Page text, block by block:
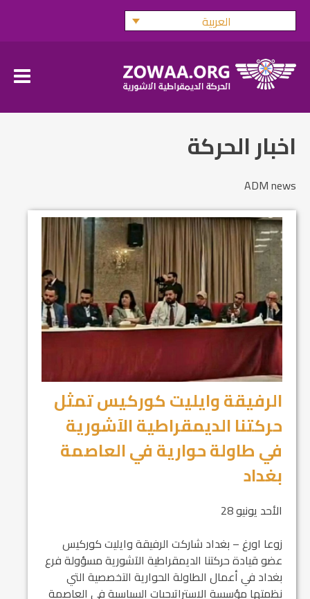
Skip
العربية
اخبار الحركة
ADM news
الرفيقة وايليت كوركيس تمثل
حركتنا الديمقراطية الآشورية
في طاولة حوارية في العاصمة
بغداد
الأحد يونيو 28
زوعا اورغ – بغداد شاركت الرفيقة وايليت كوركيس
عضو قيادة حركتنا الديمقراطية الآشورية مسؤولة فرع
بغداد في أعمال الطاولة الحوارية التخصصية التي
نظمتها مؤسسة الاستراتيجيات السياسية في العاصمة